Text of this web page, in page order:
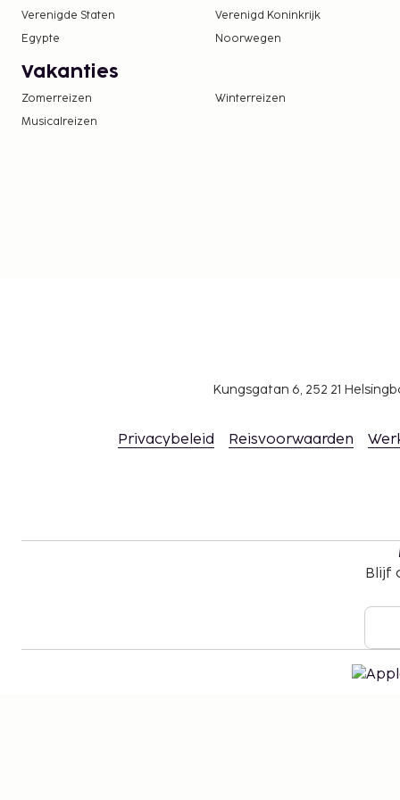
voor gasten van 12 tot 17 jaar oud. De
kinderen jonger dan 12 jaar.
je EUR 1.60 per persoon, per nacht voor
nacht voor gasten tussen 12 en 17 jaar oud.
voor kinderen jonger dan 12 jaar.
(hiervoor gelden toeslagen, die je kunt
boekingsbevestiging.
Verenigde Staten
Verenigd Koninkrijk
Egypte
Noorwegen
Vakanties
Zomerreizen Winterreizen
Musicalreizen
Kungsgatan 6, 252 21
Privacybeleid Reisvoorwaarden
Blijf